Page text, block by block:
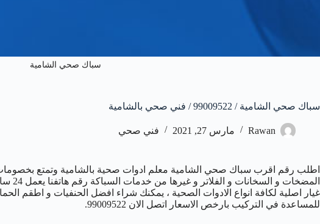
سباك صحي الشامية
سباك صحي الشامية / 99009522 / فني صحي بالشامية
Rawan مارس 27, 2021 فني صحي
اطلب رقم اقرب سباك صحي الشامية معلم ادوات صحية بالشامية وتمتع
غيار اصلية لكافة انواع الادوات الصحية ، يمكنك شراء افضل الحنفيات و اطقم
للمساعدة في التركيب بارخص الاسعار اتصل الان 99009522.